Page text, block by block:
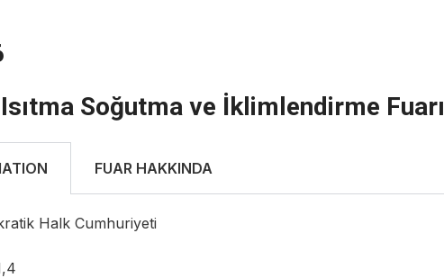
Soğutma ve İklimlendirme Fuarı
FUAR HAKKINDA
Halk Cumhuriyeti